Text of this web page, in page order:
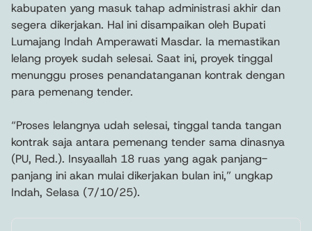
kabupaten yang masuk tahap administrasi akhir dan
segera dikerjakan. Hal ini disampaikan oleh Bupati
Lumajang Indah Amperawati Masdar. Ia memastikan
lelang proyek sudah selesai. Saat ini, proyek tinggal
menunggu proses penandatanganan kontrak dengan
para pemenang tender.
“Proses lelangnya udah selesai, tinggal tanda tangan
kontrak saja antara pemenang tender sama dinasnya
(PU, Red.). Insyaallah 18 ruas yang agak panjang-
panjang ini akan mulai dikerjakan bulan ini,” ungkap
Indah, Selasa (7/10/25).